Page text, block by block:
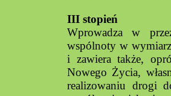
III stopień
Wprowadza w
wspólnoty w
i zawiera także,
Nowego Życia,
realizowaniu drogi